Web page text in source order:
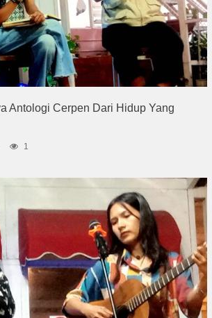
Antologi Cerpen Dari Hidup Yang
1